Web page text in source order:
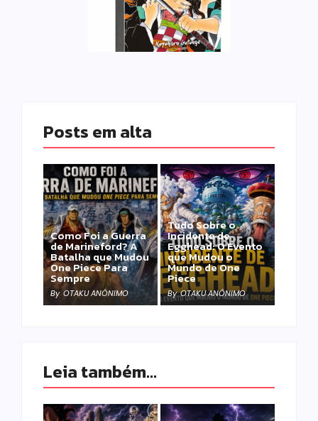
Posts em alta
Como Foi a Guerra
de Marineford? A
Batalha que Mudou
One Piece Para
Sempre
By OTAKU ANÔNIMO
Tudo Sobre o
Incidente de
Egghead: O Evento
que Mudou o
Mundo de One
Piece
By OTAKU ANÔNIMO
Leia também...